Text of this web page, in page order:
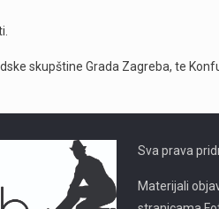
skupštine Grada Zagreba, te
Sva prava
Materijali